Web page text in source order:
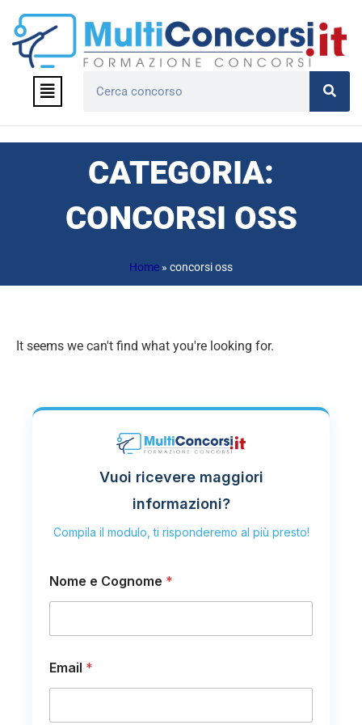
contenuto
Menu
CATEGORIA:
CONCORSI OSS
Home » concorsi oss
It seems we can't find what you're looking for.
Vuoi ricevere maggiori
informazioni?
Compila il modulo, ti risponderemo al più presto!
Nome e Cognome *
Email *